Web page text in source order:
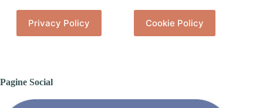
Privacy Policy Cookie Policy
Pagine Social